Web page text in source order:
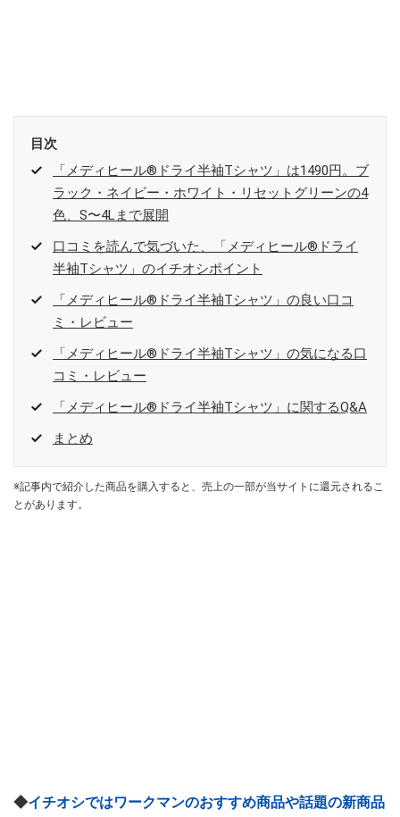
目次
「メディヒール®ドライ半袖Tシャツ」は1490円。ブ
ラック・ネイビー・ホワイト・リセットグリーンの4
色、S〜4Lまで展開
口コミを読んで気づいた、「メディヒール®ドライ
半袖Tシャツ」のイチオシポイント
「メディヒール®ドライ半袖Tシャツ」の良い口コ
ミ・レビュー
「メディヒール®ドライ半袖Tシャツ」の気になる口
コミ・レビュー
「メディヒール®ドライ半袖Tシャツ」に関するQ&A
まとめ
※記事内で紹介した商品を購入すると、売上の一部が当サイトに還元されるこ
とがあります。
◆イチオシではワークマンのおすすめ商品や話題の新商品